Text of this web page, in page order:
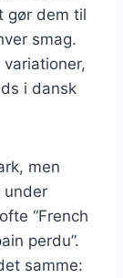
gør dem til
smag.
i dansk
men
under
“French
perdu”.
samme: